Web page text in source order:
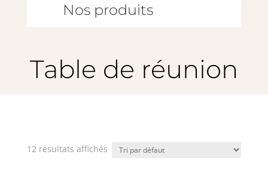
Nos produits
Table de réunion
12 résultats affichés